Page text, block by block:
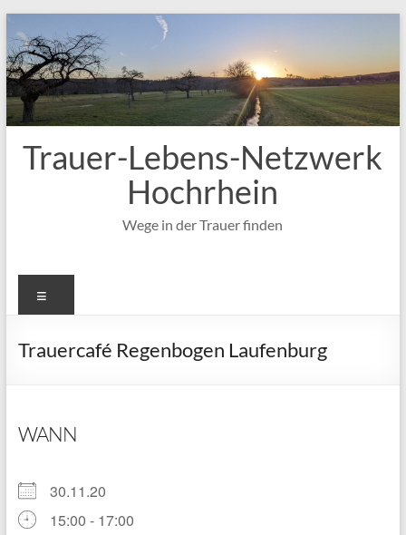
Inhalt
springen
Trauer-Lebens-Netzwerk
Hochrhein
Wege in der Trauer finden
Trauercafé Regenbogen Laufenburg
WANN
30.11.20
15:00 - 17:00